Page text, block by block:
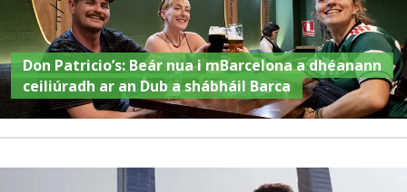
Don Patricio’s: Beár nua i mBarcelona a dhéanann
ceiliúradh ar an Dub a shábháil Barca